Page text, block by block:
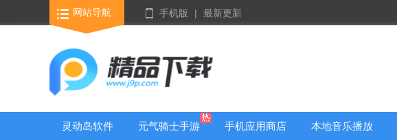
网站导航 手机版 | 最新更新
灵动岛软件
元气骑士手游
手机应用商店
本地音乐播放